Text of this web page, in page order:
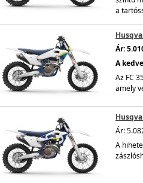
a
Ár:
A
Az FC
amely
Ár:
A